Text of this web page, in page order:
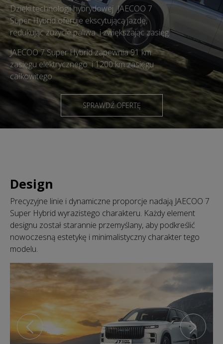
Dzięki technologii hybrydowej JAECOO 7
Super Hybrid oferuje ekscytującą jazdę,
redukując zużycie paliwa i zwiększając zasięg.
JAECOO 7 Super Hybrid zapewnia 91 km
zasięgu elektrycznego i 1200 km zasięgu
całkowitego.
SPRAWDŹ OFERTĘ
Design
Precyzyjne linie i dynamiczne proporcje nadają JAECOO 7
Super Hybrid wyrazistego charakteru. Każdy element
designu został starannie przemyślany, aby podkreślić
nowoczesną estetykę i minimalistyczny charakter tego
modelu.